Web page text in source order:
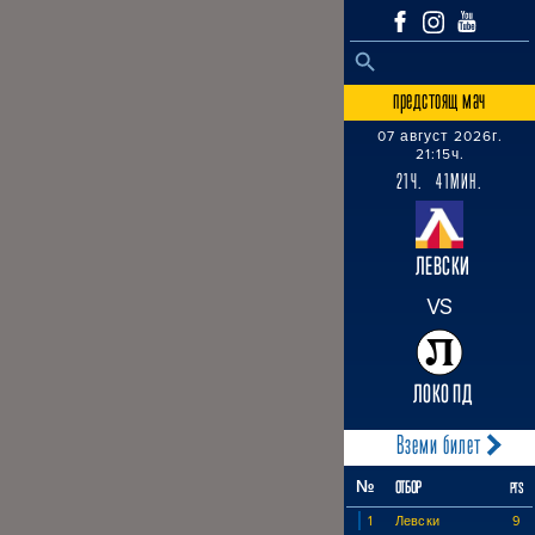
Search
SEARCH BUTTON
предстоящ мач
07 август 2026г.
21:15ч.
21Ч. 41МИН.
ЛЕВСКИ
VS
ЛОКО ПД
Вземи билет
№ ОТБОР PTS
1 Левски 9